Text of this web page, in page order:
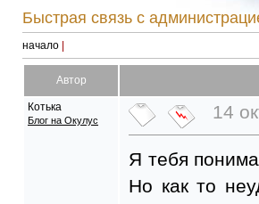
Быстрая связь с
начало
Автор
Котька
Блог на Окулус 14
Я тебя
Но как то